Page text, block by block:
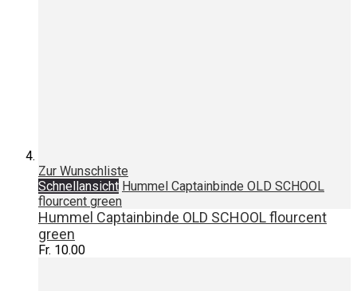
Zur Wunschliste
Schnellansicht Hummel Captainbinde OLD SCHOOL
flourcent green
Hummel Captainbinde OLD SCHOOL flourcent
green
Fr. 10.00